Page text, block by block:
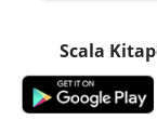
Scala